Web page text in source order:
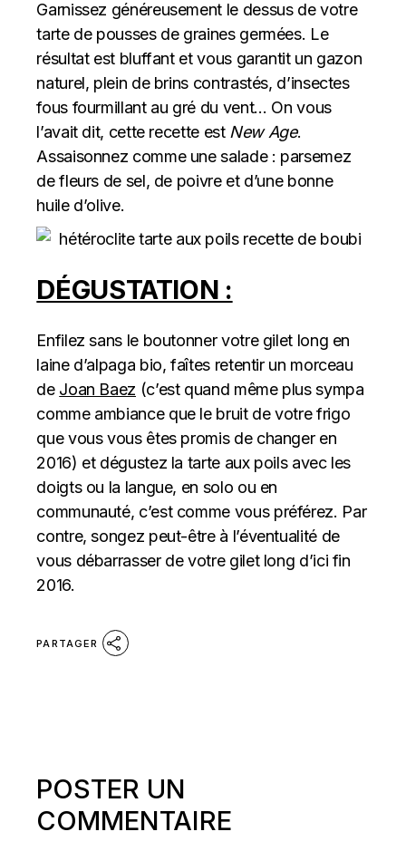
Garnissez généreusement le dessus de votre
tarte de pousses de graines germées. Le
résultat est bluffant et vous garantit un gazon
naturel, plein de brins contrastés, d’insectes
fous fourmillant au gré du vent… On vous
l’avait dit, cette recette est New Age.
Assaisonnez comme une salade : parsemez
de fleurs de sel, de poivre et d’une bonne
huile d’olive.
DÉGUSTATION :
Enfilez sans le boutonner votre gilet long en
laine d’alpaga bio, faîtes retentir un morceau
de Joan Baez (c’est quand même plus sympa
comme ambiance que le bruit de votre frigo
que vous vous êtes promis de changer en
2016) et dégustez la tarte aux poils avec les
doigts ou la langue, en solo ou en
communauté, c’est comme vous préférez. Par
contre, songez peut-être à l’éventualité de
vous débarrasser de votre gilet long d’ici fin
2016.
PARTAGER
POSTER UN
COMMENTAIRE